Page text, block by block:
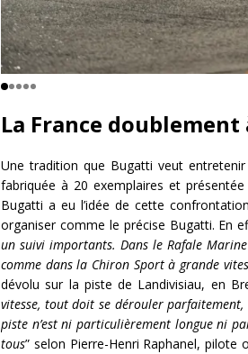
La France doublement
Une tradition que Bugatti veut entretenir
fabriquée à 20 exemplaires et
Bugatti a eu l’idée de cette
organiser comme le précise Bugatti. En
un suivi importants. Dans le Rafale
comme dans la Chiron Sport à grande
dévolu sur la piste de Landivisiau, en
vitesse, tout doit se dérouler parfaitement,
piste n’est ni particulièrement longue ni
tous” selon Pierre-Henri Raphanel, pilote